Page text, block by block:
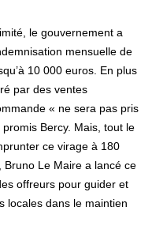
le gouvernement a
mensuelle de
10 000 euros. En plus
par des ventes
« ne sera pas pris
Bercy. Mais, tout le
ce virage à 180
Bruno Le Maire a lancé ce
offreurs pour guider et
locales dans le maintien